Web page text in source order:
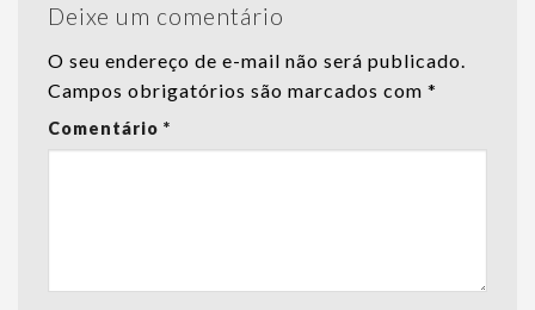
Deixe um comentário
O seu endereço de e-mail não será publicado.
Campos obrigatórios são marcados com *
Comentário *